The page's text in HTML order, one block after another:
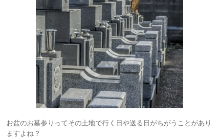
お盆のお墓参りってその土地で行く日や送る日がちがうことがあり
ますよね？